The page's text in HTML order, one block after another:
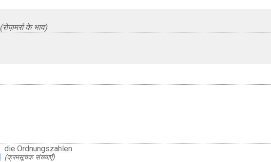
(रोज़मर्रा के भाव)
die Ordnungszahlen
(क्रमसूचक संख्याएँ)